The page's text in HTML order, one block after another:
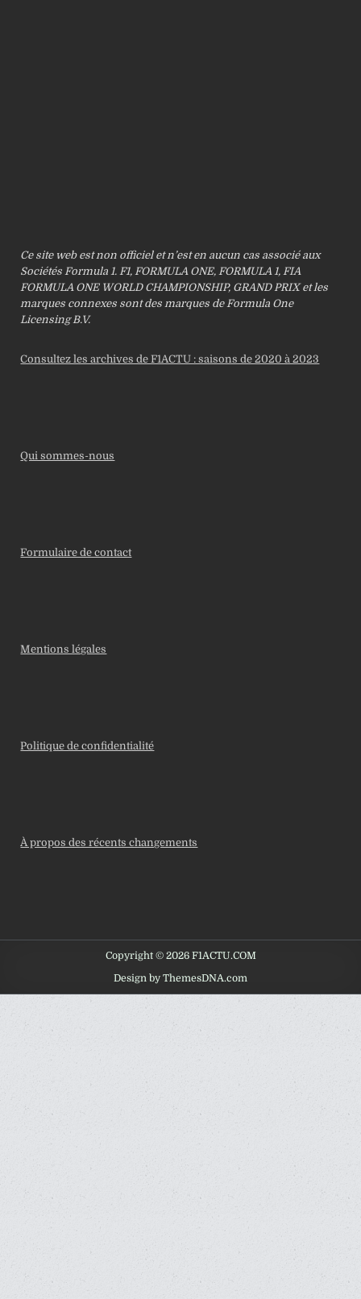
Ce site web est non officiel et n’est en aucun cas associé aux
Sociétés Formula 1. F1, FORMULA ONE, FORMULA 1, FIA
FORMULA ONE WORLD CHAMPIONSHIP, GRAND PRIX et les
marques connexes sont des marques de Formula One
Licensing B.V.
Consultez les archives de F1ACTU : saisons de 2020 à 2023
Qui sommes-nous
Formulaire de contact
Mentions légales
Politique de confidentialité
À propos des récents changements
Copyright © 2026 F1ACTU.COM
Design by ThemesDNA.com